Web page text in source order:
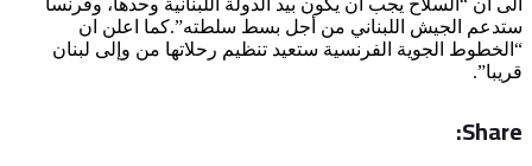
الى ان “السلاح يجب أن يكون بيد الدولة اللبنانية وحدها، وفرنسا
ستدعم الجيش اللبناني من أجل بسط سلطته”.كما اعلن ان
“الخطوط الجوية الفرنسية ستعيد تنظيم رحلاتها من وإلى لبنان
قريبا”.
Share: